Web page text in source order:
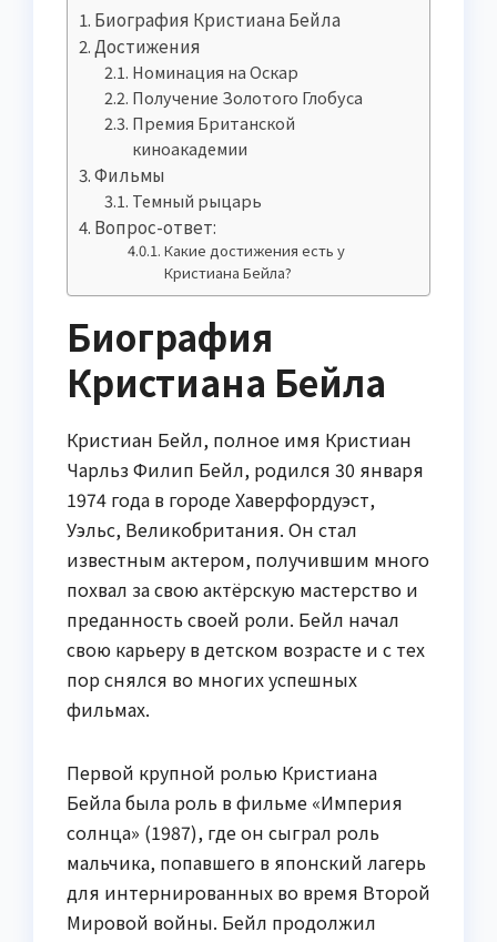
Биография Кристиана Бейла
Достижения
Номинация на Оскар
Получение Золотого Глобуса
Премия Британской
киноакадемии
Фильмы
Темный рыцарь
Вопрос-ответ:
Какие достижения есть у
Кристиана Бейла?
Биография
Кристиана Бейла
Кристиан Бейл, полное имя Кристиан
Чарльз Филип Бейл, родился 30 января
1974 года в городе Хаверфордуэст,
Уэльс, Великобритания. Он стал
известным актером, получившим много
похвал за свою актёрскую мастерство и
преданность своей роли. Бейл начал
свою карьеру в детском возрасте и с тех
пор снялся во многих успешных
фильмах.
Первой крупной ролью Кристиана
Бейла была роль в фильме «Империя
солнца» (1987), где он сыграл роль
мальчика, попавшего в японский лагерь
для интернированных во время Второй
Мировой войны. Бейл продолжил